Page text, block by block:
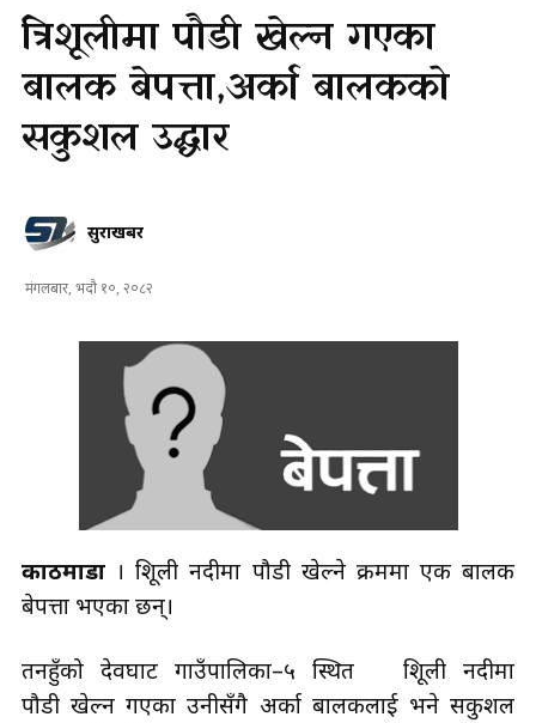
त्रिशूलीमा पौडी खेल्न गएका
बालक बेपत्ता,अर्का बालकको
सकुशल उद्धार
सुरक्षाखबर
मंगलबार, भदौ १०, २०८२
काठमाडौं । त्रिशूली नदीमा पौडी खेल्ने क्रममा एक बालक
बेपत्ता भएका छन्।
तनहुँको देवघाट गाउँपालिका–५ स्थित त्रिशूली नदीमा
पौडी खेल्न गएका उनीसँगै अर्का बालकलाई भने सकुशल